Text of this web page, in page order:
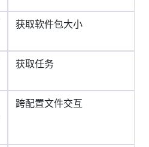
获取软件包大小
获取任务
跨配置文件交互